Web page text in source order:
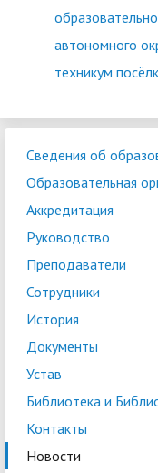
автономного
техникум
Сведения об
Образовательная
Аккредитация
Руководство
Преподаватели
Сотрудники
История
Документы
Устав
Библиотека и
Контакты
Новости